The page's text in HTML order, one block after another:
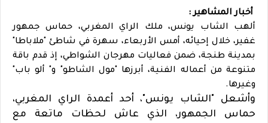
أخبار المشاهير :
ألهب الشاب يونس، ملك الراي المغربي، حماس جمهور
غفير، خلال إحيائه، أمس الأربعاء، سهرة في شاطئ "ملاباطا"
بمدينة طنجة، ضمن فعاليات مهرجان الشواطي، إذ قدم باقة
متنوعة من أعماله الفنية، أبرزها "مول الشاطو" و" ألو باب"
وغيرها.
وأشعل "الشاب يونس"، أحد أعمدة الراي المغربي،
حماس الجمهور، الذي عاش لحظات ماتعة مع